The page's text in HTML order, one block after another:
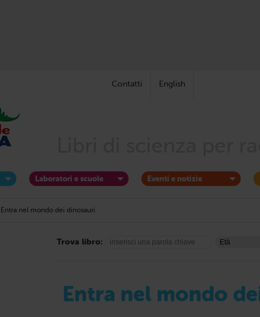
Contatti English
Laboratori e scuole Eventi e notizie
Entra nel mondo dei dinosauri
Trova libro:
Entra nel mondo